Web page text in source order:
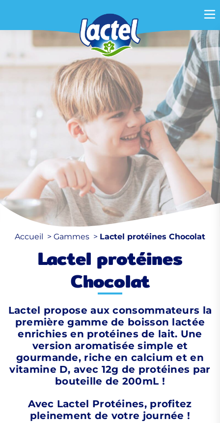
Accueil Gammes Lactel protéines Chocolat
Lactel protéines
Chocolat
Lactel propose aux consommateurs la
première gamme de boisson lactée
enrichies en protéines de lait. Une
version aromatisée simple et
gourmande, riche en calcium et en
vitamine D, avec 12g de protéines par
bouteille de 200mL !
Avec Lactel Protéines, profitez
pleinement de votre journée !